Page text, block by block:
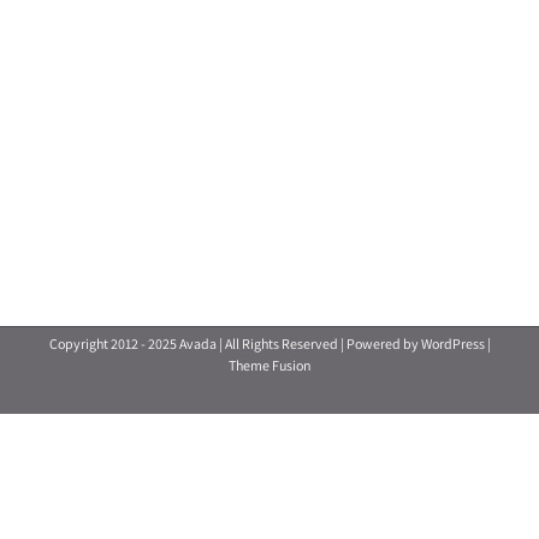
Copyright 2012 - 2025 Avada | All Rights Reserved | Powered byWordPress|
Theme Fusion